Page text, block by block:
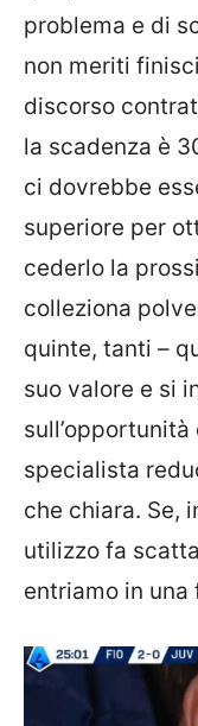
problema e di
non meriti
discorso
la scadenza è
ci dovrebbe
superiore per
cederlo la
colleziona
quinte, tanti –
suo valore e si
specialista
che chiara. Se,
utilizzo fa
entriamo in una